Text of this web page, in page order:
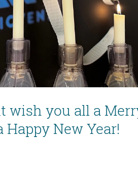
wish you all a
New Year!